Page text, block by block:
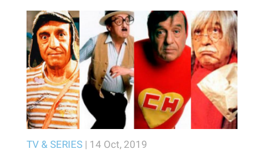
TV & SERIES | 14 Oct, 2019